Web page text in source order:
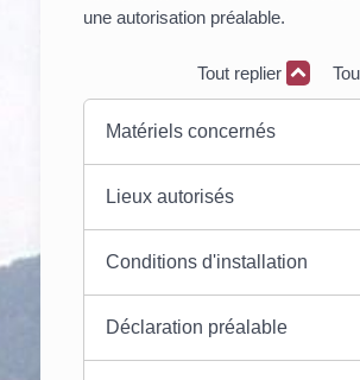
une autorisation préalable.
Tout replier
Matériels concernés
Lieux autorisés
Conditions d'installation
Déclaration préalable